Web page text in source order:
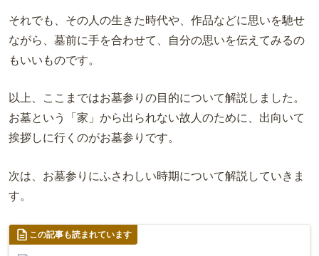
それでも、その人の生きた時代や、作品などに思いを馳せ
ながら、墓前に手を合わせて、自分の思いを伝えてみるの
もいいものです。
以上、ここまではお墓参りの目的について解説しました。
お墓という「家」から出られない故人のために、出向いて
挨拶しに行くのがお墓参りです。
次は、お墓参りにふさわしい時期について解説していきま
す。
この記事も読まれています